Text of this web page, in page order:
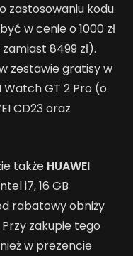
zastosowaniu kodu
w cenie o 1000 zł
8499 zł).
zestawie gratisy w
GT 2 Pro (o
CD23 oraz
także HUAWEI
i7, 16 GB
rabatowy obniży
Przy zakupie tego
w prezencie